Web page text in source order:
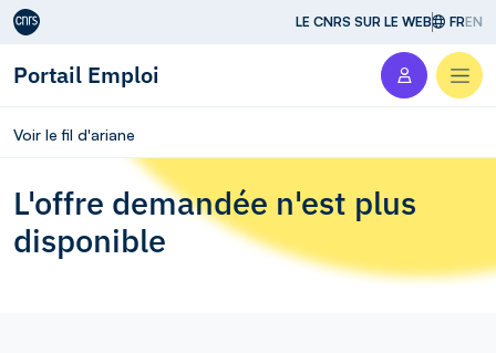
Aller au contenu LE CNRS SUR LE WEB FREN
Portail Emploi
Voir le fil d'ariane
L'offre demandée n'est plus
disponible